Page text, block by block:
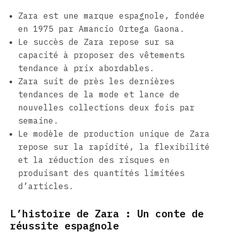
Zara est une marque espagnole, fondée
en 1975 par Amancio Ortega Gaona.
Le succès de Zara repose sur sa
capacité à proposer des vêtements
tendance à prix abordables.
Zara suit de près les dernières
tendances de la mode et lance de
nouvelles collections deux fois par
semaine.
Le modèle de production unique de Zara
repose sur la rapidité, la flexibilité
et la réduction des risques en
produisant des quantités limitées
d’articles.
L’histoire de Zara : Un conte de
réussite espagnole